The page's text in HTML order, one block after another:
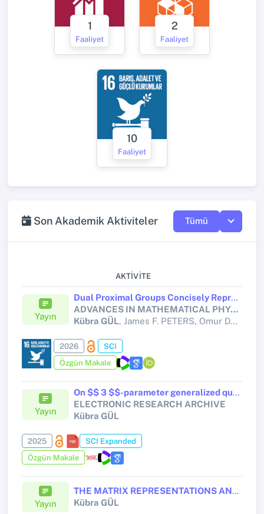
1
Faaliyet
2
Faaliyet
10
Faaliyet
Son Akademik Aktiviteler Tümü
AKTIVITE
Yayın
Dual Proximal Groups Concisely Representing Complex Hosoya Triangles
ADVANCES IN MATHEMATICAL PHYSICS
Kübra GÜL, James F. PETERS, Omur DEVECİ
2026
SCI
Özgün Makale
Yayın
On $$ 3 $$-parameter generalized quaternions with higher order Leonardo numbers components
ELECTRONIC RESEARCH ARCHIVE
Kübra GÜL
2025
SCI Expanded
Özgün Makale
Yayın
THE MATRIX REPRESENTATIONS AND IDENTITIES OF THE COMPLEX GENERALIZED k-FIBONACCI NUMBERS
Kübra GÜL